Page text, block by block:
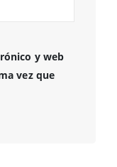
y web
vez que